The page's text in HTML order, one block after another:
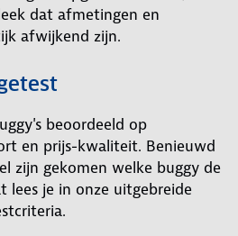
dat afmetingen en
afwijkend zijn.
beoordeeld op
en prijs-kwaliteit. Benieuwd
zijn gekomen welke buggy de
lees je in onze uitgebreide